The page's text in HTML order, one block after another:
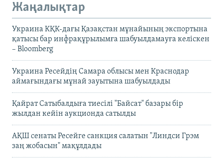
Жаңалықтар
Украина КҚК-дағы Қазақстан мұнайының экспортына
қатысы бар инфрақұрылымға шабуылдамауға келіскен
– Bloomberg
Украина Ресейдің Самара облысы мен Краснодар
аймағындағы мұнай зауытына шабуылдады
Қайрат Сатыбалдыға тиесілі "Байсат" базары бір
жылдан кейін аукционда сатылды
АҚШ сенаты Ресейге санкция салатын "Линдси Грэм
заң жобасын" мақұлдады